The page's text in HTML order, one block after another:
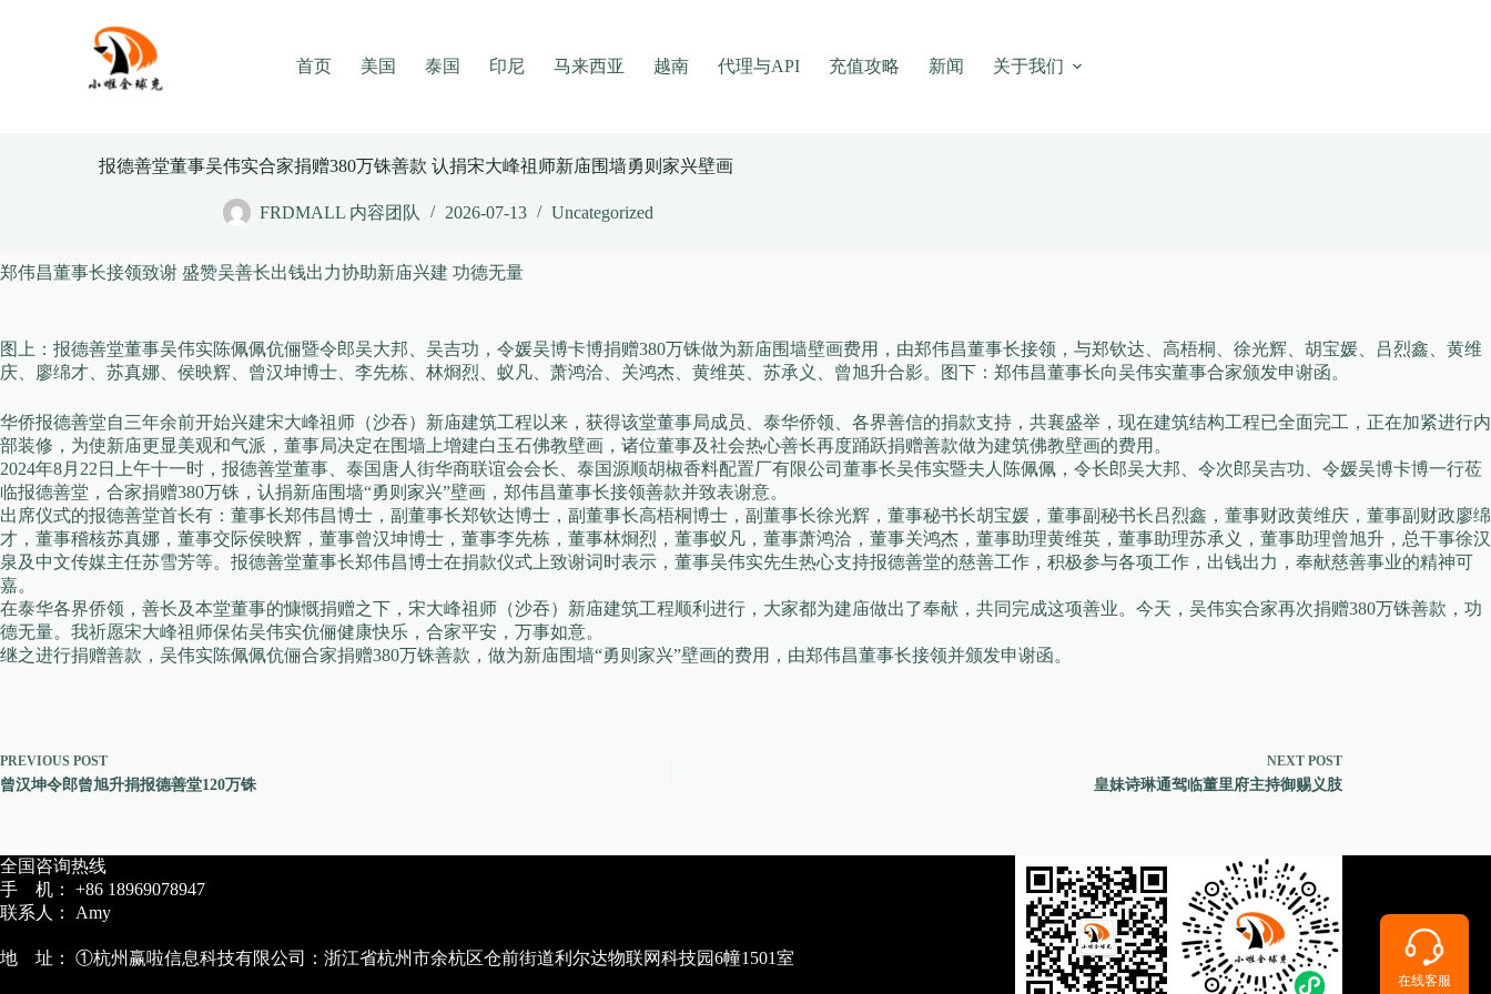
首页
美国 泰国 印尼 马来西亚 越南 代理与API 充值攻略 新闻 关于我们
报德善堂董事吴伟实合家捐赠380万铢善款 认捐宋大峰祖师新庙围墙勇则家兴壁画
FRDMALL 内容团队 2026-07-13 Uncategorized
郑伟昌董事长接领致谢 盛赞吴善长出钱出力协助新庙兴建 功德无量
图上：报德善堂董事吴伟实陈佩佩伉俪暨令郎吴大邦、吴吉功，令媛吴博卡博捐赠380万铢做为新庙围墙壁画费用，由郑伟昌董事长接领，与郑钦达、高梧桐、徐光辉、胡宝媛、吕烈鑫、黄维
庆、廖绵才、苏真娜、侯映辉、曾汉坤博士、李先栋、林烱烈、蚁凡、萧鸿洽、关鸿杰、黄维英、苏承义、曾旭升合影。图下：郑伟昌董事长向吴伟实董事合家颁发申谢函。
华侨报德善堂自三年余前开始兴建宋大峰祖师（沙吞）新庙建筑工程以来，获得该堂董事局成员、泰华侨领、各界善信的捐款支持，共襄盛举，现在建筑结构工程已全面完工，正在加紧进行内
部装修，为使新庙更显美观和气派，董事局决定在围墙上增建白玉石佛教壁画，诸位董事及社会热心善长再度踊跃捐赠善款做为建筑佛教壁画的费用。
2024年8月22日上午十一时，报德善堂董事、泰国唐人街华商联谊会会长、泰国源顺胡椒香料配置厂有限公司董事长吴伟实暨夫人陈佩佩，令长郎吴大邦、令次郎吴吉功、令媛吴博卡博一行莅
临报德善堂，合家捐赠380万铢，认捐新庙围墙“勇则家兴”壁画，郑伟昌董事长接领善款并致表谢意。
出席仪式的报德善堂首长有：董事长郑伟昌博士，副董事长郑钦达博士，副董事长高梧桐博士，副董事长徐光辉，董事秘书长胡宝媛，董事副秘书长吕烈鑫，董事财政黄维庆，董事副财政廖绵
才，董事稽核苏真娜，董事交际侯映辉，董事曾汉坤博士，董事李先栋，董事林烱烈，董事蚁凡，董事萧鸿洽，董事关鸿杰，董事助理黄维英，董事助理苏承义，董事助理曾旭升，总干事徐汉
泉及中文传媒主任苏雪芳等。报德善堂董事长郑伟昌博士在捐款仪式上致谢词时表示，董事吴伟实先生热心支持报德善堂的慈善工作，积极参与各项工作，出钱出力，奉献慈善事业的精神可
嘉。
在泰华各界侨领，善长及本堂董事的慷慨捐赠之下，宋大峰祖师（沙吞）新庙建筑工程顺利进行，大家都为建庙做出了奉献，共同完成这项善业。今天，吴伟实合家再次捐赠380万铢善款，功
德无量。我祈愿宋大峰祖师保佑吴伟实伉俪健康快乐，合家平安，万事如意。
继之进行捐赠善款，吴伟实陈佩佩伉俪合家捐赠380万铢善款，做为新庙围墙“勇则家兴”壁画的费用，由郑伟昌董事长接领并颁发申谢函。
PREVIOUS POST
曾汉坤令郎曾旭升捐报德善堂120万铢
NEXT POST
皇妹诗琳通驾临董里府主持御赐义肢
全国咨询热线
手 机： +86 18969078947
联系人： Amy
地 址： ①杭州赢啦信息科技有限公司：浙江省杭州市余杭区仓前街道利尔达物联网科技园6幢1501室
在线客服